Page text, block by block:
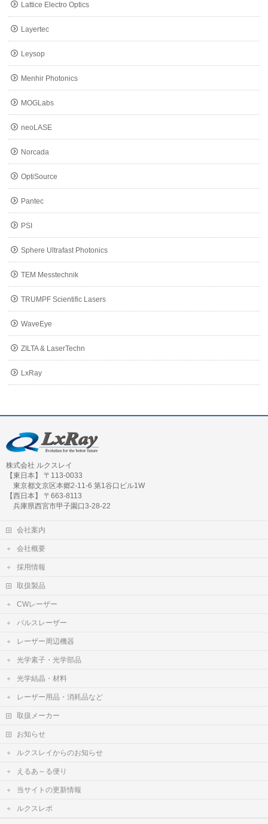
Lattice Electro Optics
Layertec
Leysop
Menhir Photonics
MOGLabs
neoLASE
Norcada
OptiSource
Pantec
PSI
Sphere Ultrafast Photonics
TEM Messtechnik
TRUMPF Scientific Lasers
WaveEye
ZILTA & LaserTechn
LxRay
株式会社 ルクスレイ
【東日本】 〒113-0033
東京都文京区本郷2-11-6 第1谷口ビル1W
【西日本】 〒663-8113
兵庫県西宮市甲子園口3-28-22
会社案内
会社概要
採用情報
取扱製品
CWレーザー
パルスレーザー
レーザー周辺機器
光学素子・光学部品
光学結晶・材料
レーザー用品・消耗品など
取扱メーカー
お知らせ
ルクスレイからのお知らせ
えるあ～る便り
当サイトの更新情報
ルクスレポ